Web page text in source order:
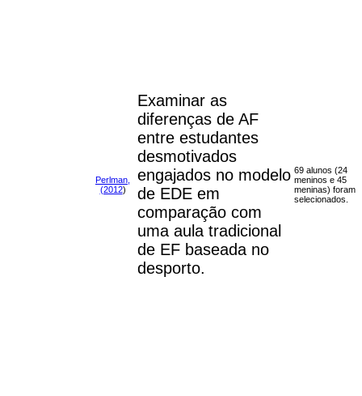
Perlman,
(2012)
Examinar as
diferenças de AF
entre estudantes
desmotivados
engajados no modelo
de EDE em
comparação com
uma aula tradicional
de EF baseada no
desporto.
69 alunos (24
meninos e 45
meninas) foram
selecionados.